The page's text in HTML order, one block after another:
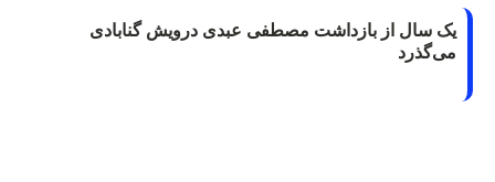
یک سال از بازداشت مصطفی عبدی درویش گنابادی
می‌گذرد